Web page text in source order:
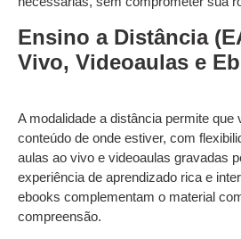
Ensino a Distância
Vivo, Videoaulas e
A modalidade a distância permite que
conteúdo de onde estiver, com
aulas ao vivo e videoaulas gravadas
experiência de aprendizado rica e
ebooks complementam o material
compreensão.